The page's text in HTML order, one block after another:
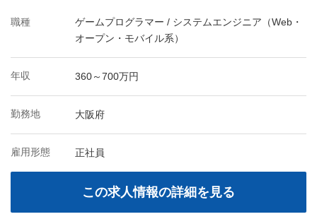
職種
ゲームプログラマー / システムエンジニア（Web・
オープン・モバイル系）
年収 360～700万円
勤務地 大阪府
雇用形態 正社員
この求人情報の詳細を見る